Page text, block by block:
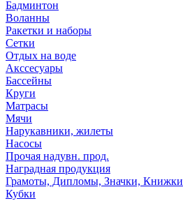
Бадминтон
Воланны
Ракетки и наборы
Сетки
Отдых на воде
Акссесуары
Бассейны
Круги
Матрасы
Мячи
Нарукавники, жилеты
Насосы
Прочая надувн. прод.
Наградная продукция
Грамоты, Дипломы, Значки, Книжки
Кубки